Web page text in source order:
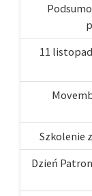
11
Szkolenie
Dzień